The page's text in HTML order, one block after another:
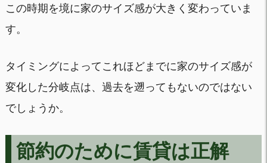
この時期を境に家のサイズ感が大きく変わっていま
す。
タイミングによってこれほどまでに家のサイズ感が
変化した分岐点は、過去を遡ってもないのではない
でしょうか。
節約のために賃貸は正解